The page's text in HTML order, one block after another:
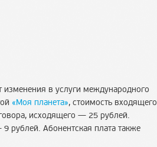
изменения в услуги международного
«Моя планета», стоимость входящего
исходящего — 25 рублей.
рублей. Абонентская плата также